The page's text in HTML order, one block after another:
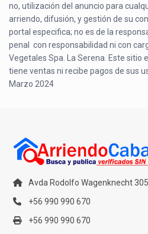
no, utilización del anuncio para
arriendo, difusión, y gestión de su
portal especifica; no es de la
penal con responsabilidad ni con
Vegetales Spa. La Serena. Este sitio
tiene ventas ni recibe pagos de sus
Marzo 2024
Avda Rodolfo Wagenknecht
+56 990 990 670
+56 990 990 670